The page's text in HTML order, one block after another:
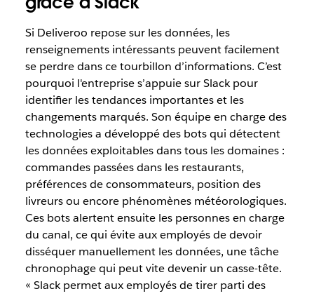
Si Deliveroo repose sur les données, les
renseignements intéressants peuvent facilement
se perdre dans ce tourbillon d’informations. C’est
pourquoi l'entreprise s’appuie sur Slack pour
identifier les tendances importantes et les
changements marqués. Son équipe en charge des
technologies a développé des bots qui détectent
les données exploitables dans tous les domaines :
commandes passées dans les restaurants,
préférences de consommateurs, position des
livreurs ou encore phénomènes météorologiques.
Ces bots alertent ensuite les personnes en charge
du canal, ce qui évite aux employés de devoir
disséquer manuellement les données, une tâche
chronophage qui peut vite devenir un casse-tête.
« Slack permet aux employés de tirer parti des